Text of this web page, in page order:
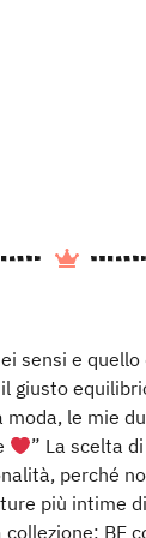
sensi e
giusto
le mie
” La scelta
perché
più intime
BE